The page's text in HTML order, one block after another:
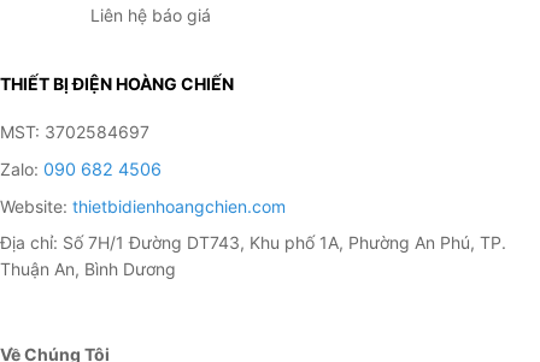
Liên hệ báo giá
THIẾT BỊ ĐIỆN HOÀNG CHIẾN
MST: 3702584697
Zalo: 090 682 4506
Website: thietbidienhoangchien.com
Địa chỉ: Số 7H/1 Đường DT743, Khu phố 1A, Phường An Phú, TP.
Thuận An, Bình Dương
Về Chúng Tôi